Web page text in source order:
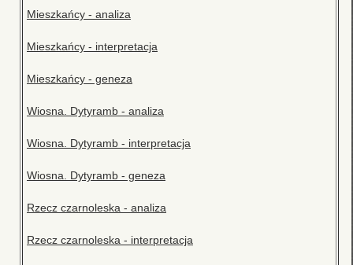
Mieszkańcy - analiza
Mieszkańcy - interpretacja
Mieszkańcy - geneza
Wiosna. Dytyramb - analiza
Wiosna. Dytyramb - interpretacja
Wiosna. Dytyramb - geneza
Rzecz czarnoleska - analiza
Rzecz czarnoleska - interpretacja